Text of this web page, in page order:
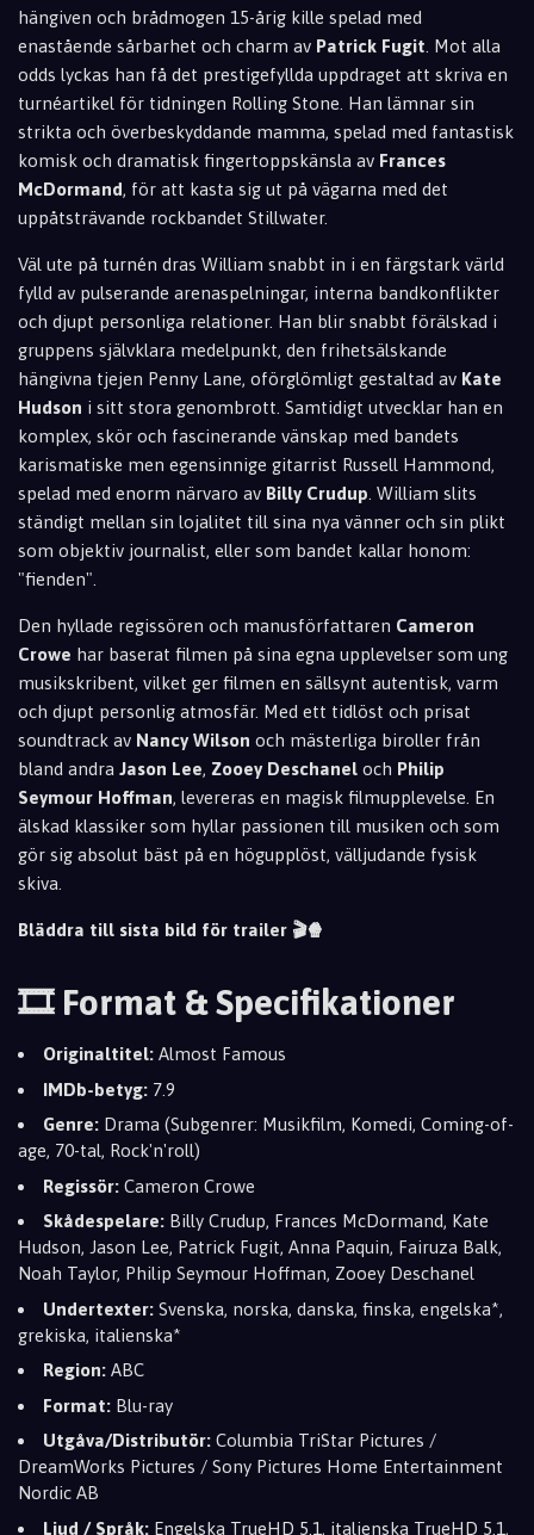
hängiven och brådmogen 15-årig kille spelad med
enastående sårbarhet och charm av Patrick Fugit . Mot alla
odds lyckas han få det prestigefyllda uppdraget att skriva en
turnéartikel för tidningen Rolling Stone. Han lämnar sin
strikta och överbeskyddande mamma, spelad med fantastisk
komisk och dramatisk fingertoppskänsla av Frances
McDormand, för att kasta sig ut på vägarna med det
uppåtsträvande rockbandet Stillwater.
Väl ute på turnén dras William snabbt in i en färgstark värld
fylld av pulserande arenaspelningar, interna bandkonflikter
och djupt personliga relationer. Han blir snabbt förälskad i
gruppens självklara medelpunkt, den frihetsälskande
hängivna tjejen Penny Lane, oförglömligt gestaltad av Kate
Hudson i sitt stora genombrott. Samtidigt utvecklar han en
komplex, skör och fascinerande vänskap med bandets
karismatiske men egensinnige gitarrist Russell Hammond,
spelad med enorm närvaro av Billy Crudup . William slits
ständigt mellan sin lojalitet till sina nya vänner och sin plikt
som objektiv journalist, eller som bandet kallar honom:
"fienden".
Den hyllade regissören och manusförfattaren Cameron
Crowe har baserat filmen på sina egna upplevelser som ung
musikskribent, vilket ger filmen en sällsynt autentisk, varm
och djupt personlig atmosfär. Med ett tidlöst och prisat
soundtrack av Nancy Wilson och mästerliga biroller från
bland andra Jason Lee, Zooey Deschanel och Philip
Seymour Hoffman, levereras en magisk filmupplevelse. En
älskad klassiker som hyllar passionen till musiken och som
gör sig absolut bäst på en högupplöst, välljudande fysisk
skiva.
Bläddra till sista bild för trailer 🎬🍿
🎞️ Format & Specifikationer
Originaltitel: Almost Famous
IMDb-betyg: 7.9
Genre: Drama (Subgenrer: Musikfilm, Komedi, Coming-of-
age, 70-tal, Rock'n'roll)
Regissör: Cameron Crowe
Skådespelare: Billy Crudup, Frances McDormand, Kate
Hudson, Jason Lee, Patrick Fugit, Anna Paquin, Fairuza Balk,
Noah Taylor, Philip Seymour Hoffman, Zooey Deschanel
Undertexter: Svenska, norska, danska, finska, engelska*,
grekiska, italienska*
Region: ABC
Format: Blu-ray
Utgåva/Distributör: Columbia TriStar Pictures /
DreamWorks Pictures / Sony Pictures Home Entertainment
Nordic AB
Ljud / Språk: Engelska TrueHD 5.1, italienska TrueHD 5.1,